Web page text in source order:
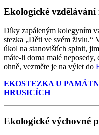
Ekologické vzdělávání
Díky zapáleným kolegyním
stezka „Děti ve svém živlu.“
úkol na stanovištích splnit,
máte-li doma malé
ohně, vezměte je na výlet do
EKOSTEZKA U
HRUSICÍCH
Ekologické výchovné